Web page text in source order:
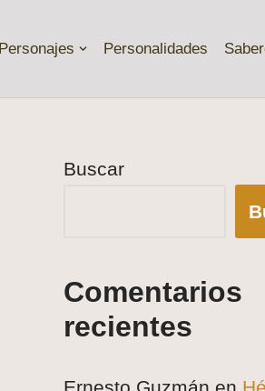
Personajes Personalidades
Buscar
Comentarios
recientes